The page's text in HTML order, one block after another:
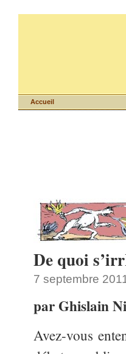
Accueil
De quoi
7 septembre
par Ghislain
Avez-vous